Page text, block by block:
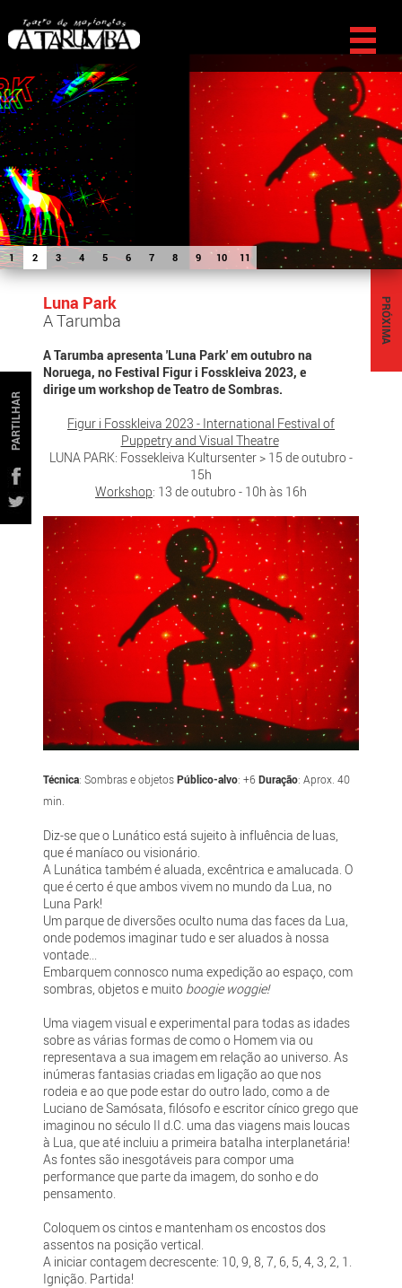
1 2 3 4 5 6 7 8 9 10 11
PRÓXIMA
PARTILHAR
Luna Park
A Tarumba
A Tarumba apresenta 'Luna Park' em outubro na
Noruega, no Festival Figur i Fosskleiva 2023, e
dirige um workshop de Teatro de Sombras.
Figur i Fosskleiva 2023 - International Festival of
Puppetry and Visual Theatre
LUNA PARK: Fossekleiva Kultursenter > 15 de outubro -
15h
Workshop: 13 de outubro - 10h às 16h
Técnica: Sombras e objetosPúblico-alvo: +6Duração: Aprox. 40
min.
Diz-se que o Lunático está sujeito à influência de luas,
que é maníaco ou visionário.
A Lunática também é aluada, excêntrica e amalucada. O
que é certo é que ambos vivem no mundo da Lua, no
Luna Park!
Um parque de diversões oculto numa das faces da Lua,
onde podemos imaginar tudo e ser aluados à nossa
vontade...
Embarquem connosco numa expedição ao espaço, com
sombras, objetos e muito boogie woggie!
Uma viagem visual e experimental para todas as idades
sobre as várias formas de como o Homem via ou
representava a sua imagem em relação ao universo. As
inúmeras fantasias criadas em ligação ao que nos
rodeia e ao que pode estar do outro lado, como a de
Luciano de Samósata, filósofo e escritor cínico grego que
imaginou no século II d.C. uma das viagens mais loucas
à Lua, que até incluiu a primeira batalha interplanetária!
As fontes são inesgotáveis para compor uma
performance que parte da imagem, do sonho e do
pensamento.
Coloquem os cintos e mantenham os encostos dos
assentos na posição vertical.
A iniciar contagem decrescente: 10, 9, 8, 7, 6, 5, 4, 3, 2, 1.
Ignição. Partida!